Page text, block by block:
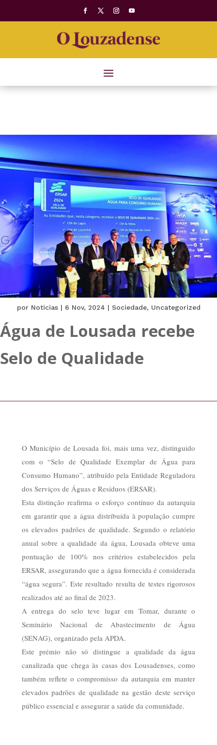
por Noticias| 6 Nov, 2024 | Sociedade, Uncategorized
Água de Lousada recebe
Selo de Qualidade
O Município de Lousada foi, mais uma vez, distinguido
com o “Selo de Qualidade Exemplar de Água para
Consumo Humano”, atribuído pela Entidade Reguladora
dos Serviços de Águas e Resíduos (ERSAR).
Esta distinção reafirma o esforço contínuo da autarquia
em garantir que a água distribuída à população cumpre
os elevados padrões de qualidade. Segundo o relatório
anual sobre a qualidade da água, Lousada obteve uma
pontuação de 100% nos critérios estabelecidos pela
ERSAR, assegurando que a água fornecida é considerada
“água segura”. Este resultado resulta de testes rigorosos
realizados até ao final de 2023.
A entrega do selo teve lugar em Tomar, durante o
Seminário Nacional de Abastecimento de Água
(SENAG), organizado pela APDA.
Este prémio não só distingue a qualidade da água
canalizada que chega às casas dos Lousadenses, como
também reflete o compromisso da autarquia em manter
elevados padrões de qualidade na gestão deste serviço
público essencial e assegurar a saúde da comunidade.